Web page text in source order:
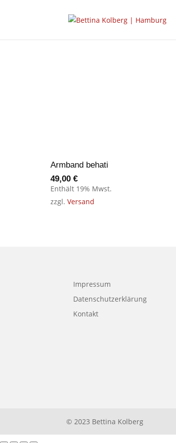
Armband behati
49,00 €
Enthält 19% Mwst.
zzgl. Versand
Impressum
Datenschutzerklärung
Kontakt
© 2023 Bettina Kolberg